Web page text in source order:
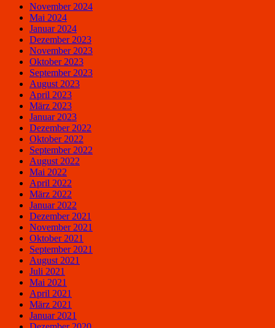
November 2024
Mai 2024
Januar 2024
Dezember 2023
November 2023
Oktober 2023
September 2023
August 2023
April 2023
März 2023
Januar 2023
Dezember 2022
Oktober 2022
September 2022
August 2022
Mai 2022
April 2022
März 2022
Januar 2022
Dezember 2021
November 2021
Oktober 2021
September 2021
August 2021
Juli 2021
Mai 2021
April 2021
März 2021
Januar 2021